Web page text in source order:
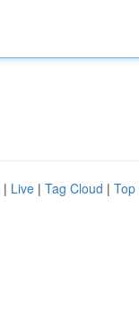
| Live | Tag Cloud | Top